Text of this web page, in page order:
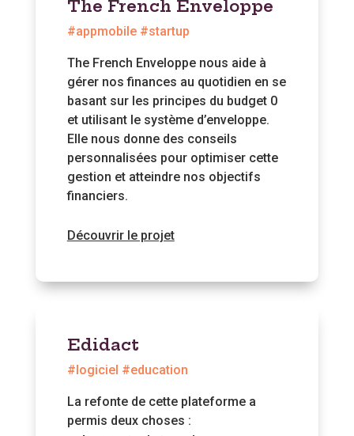
The French Enveloppe
#appmobile #startup
The French Enveloppe nous aide à
gérer nos finances au quotidien en se
basant sur les principes du budget 0
et utilisant le système d’enveloppe.
Elle nous donne des conseils
personnalisées pour optimiser cette
gestion et atteindre nos objectifs
financiers.
Découvrir le projet
Edidact
#logiciel #education
La refonte de cette plateforme a
permis deux choses :